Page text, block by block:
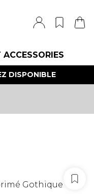
ACCESSORIES
DISPONIBLE
Gothique